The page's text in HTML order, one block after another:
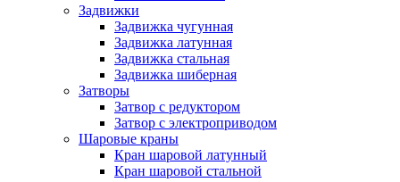
Задвижки
Задвижка чугунная
Задвижка латунная
Задвижка стальная
Задвижка шиберная
Затворы
Затвор с редуктором
Затвор с электроприводом
Шаровые краны
Кран шаровой латунный
Кран шаровой стальной